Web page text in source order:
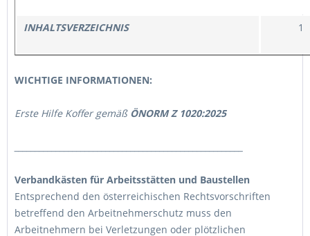
INHALTSVERZEICHNIS 1
WICHTIGE INFORMATIONEN:
Erste Hilfe Koffer gemäß ÖNORM Z 1020:2025
Verbandkästen für Arbeitsstätten und Baustellen
Entsprechend den österreichischen Rechtsvorschriften
betreffend den Arbeitnehmerschutz muss den
Arbeitnehmern bei Verletzungen oder plötzlichen